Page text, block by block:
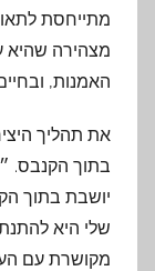
מתייחסת
מצהירה שהיא
האמנות,
את תהליך
בתוך הקנבס.
יושבת בתוך
שלי היא
מקושרת עם